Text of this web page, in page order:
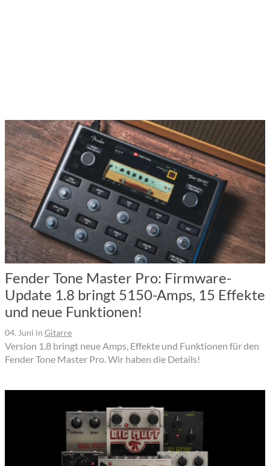
Fender Tone Master Pro: Firmware-
Update 1.8 bringt 5150-Amps, 15 Effekte
und neue Funktionen!
04. Juni in Gitarre
Version 1.8 bringt neue Amps, Effekte und Funktionen für den
Fender Tone Master Pro. Wir haben die Details!